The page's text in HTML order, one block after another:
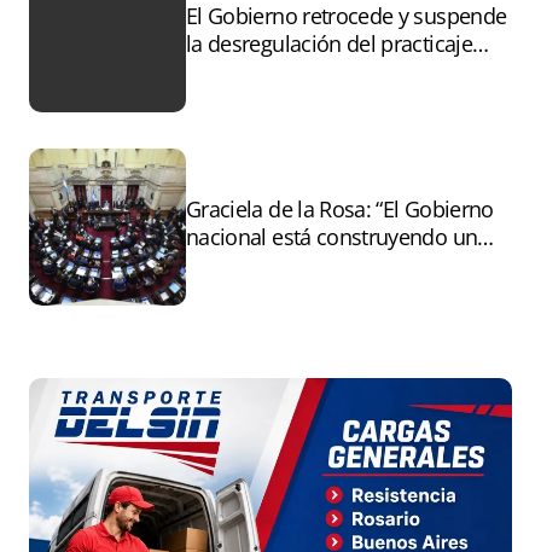
El Gobierno retrocede y suspende
la desregulación del practicaje
Graciela de la Rosa: “El Gobierno
nacional está construyendo un